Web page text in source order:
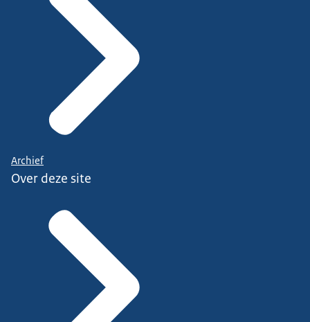
Archief
Over deze site